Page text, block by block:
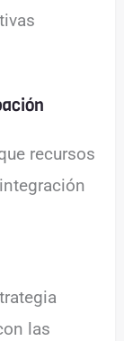
recursos
las